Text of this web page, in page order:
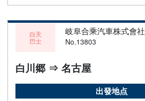
白天
巴士
岐阜合乘汽車株式會社
No.13803
白川郷 ⇒ 名古屋
出發地点